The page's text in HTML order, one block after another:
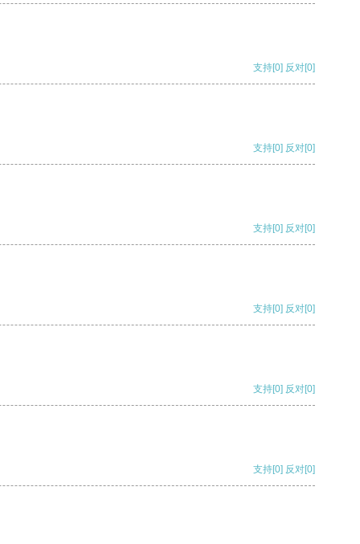
支持[0] 反对[0]
支持[0] 反对[0]
支持[0] 反对[0]
支持[0] 反对[0]
支持[0] 反对[0]
支持[0] 反对[0]